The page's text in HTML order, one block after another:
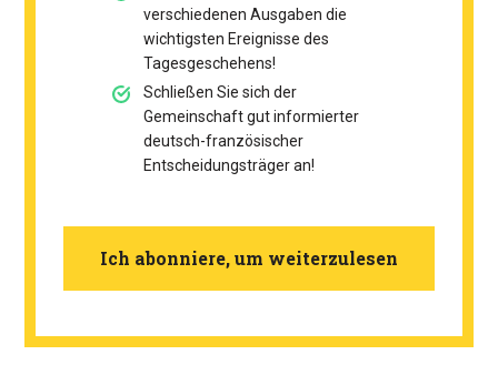
verschiedenen Ausgaben die
wichtigsten Ereignisse des
Tagesgeschehens!
Schließen Sie sich der
Gemeinschaft gut informierter
deutsch-französischer
Entscheidungsträger an!
Ich abonniere, um weiterzulesen